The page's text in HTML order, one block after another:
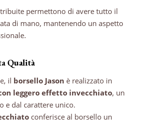
permettono di avere tutto il
di mano, mantenendo un aspetto
Qualità
il borsello Jason è realizzato in
leggero effetto invecchiato, un
e dal carattere unico.
conferisce al borsello un